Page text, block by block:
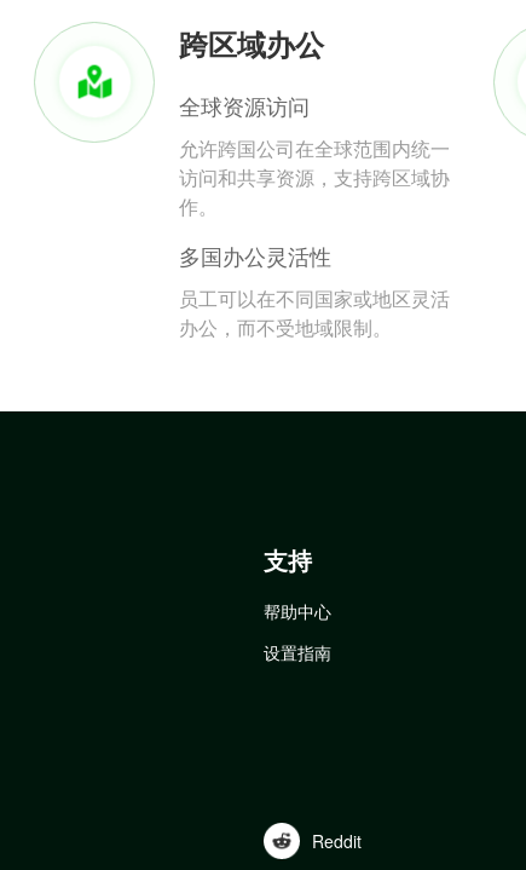
跨区域办公
全球资源访问
允许跨国公司在全球范围内统一
访问和共享资源，支持跨区域协
作。
多国办公灵活性
员工可以在不同国家或地区灵活
办公，而不受地域限制。
支持
帮助中心
设置指南
Reddit